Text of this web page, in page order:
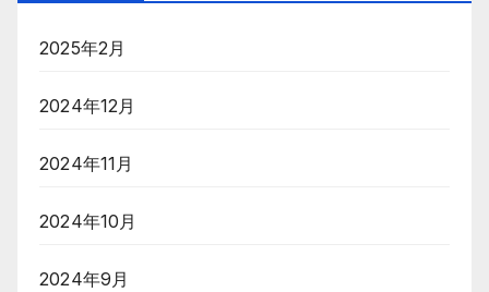
2025年2月
2024年12月
2024年11月
2024年10月
2024年9月